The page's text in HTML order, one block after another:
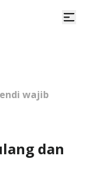
wajib
dan